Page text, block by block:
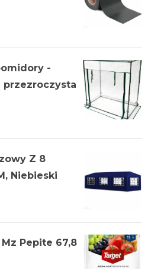
-
przezroczysta
Z 8
Niebieski
Pepite 67,8